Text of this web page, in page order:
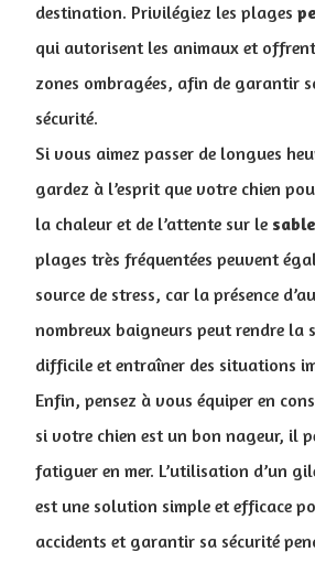
destination. Privilégiez les plages
qui autorisent les animaux et
zones ombragées, afin de garantir
sécurité.
Si vous aimez passer de longues
gardez à l’esprit que votre chien
la chaleur et de l’attente sur le sable
plages très fréquentées peuvent
source de stress, car la présence
nombreux baigneurs peut rendre la
difficile et entraîner des situations
Enfin, pensez à vous équiper en
si votre chien est un bon nageur, il
fatiguer en mer. L’utilisation d’un
est une solution simple et efficace
accidents et garantir sa sécurité